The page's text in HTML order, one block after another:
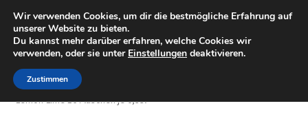
Zur
Navigation
springen
Zum
Inhalt
springen
Minigolfartikel
Shop
Mein Konto
Start Getränke
Lemon-Lime 16 Flaschen je 0,33l
Wir verwenden Cookies, um dir die bestmögliche Erfahrung auf
unserer Website zu bieten.
Du kannst mehr darüber erfahren, welche Cookies wir
verwenden, oder sie unter Einstellungen deaktivieren.
Zustimmen